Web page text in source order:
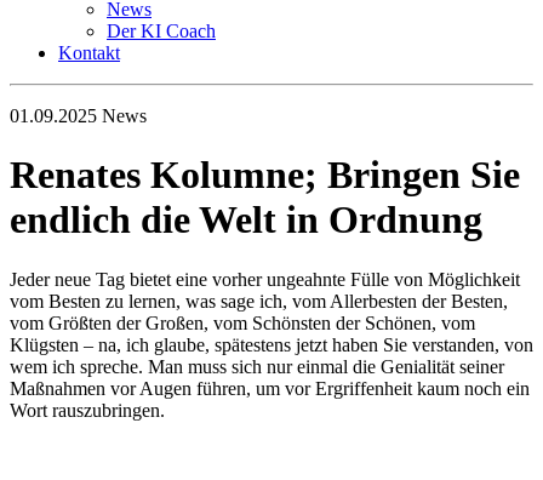
News
Der KI Coach
Kontakt
01.09.2025 News
Renates Kolumne; Bringen Sie
endlich die Welt in Ordnung
Jeder neue Tag bietet eine vorher ungeahnte Fülle von Möglichkeit
vom Besten zu lernen, was sage ich, vom Allerbesten der Besten,
vom Größten der Großen, vom Schönsten der Schönen, vom
Klügsten – na, ich glaube, spätestens jetzt haben Sie verstanden, von
wem ich spreche. Man muss sich nur einmal die Genialität seiner
Maßnahmen vor Augen führen, um vor Ergriffenheit kaum noch ein
Wort rauszubringen.